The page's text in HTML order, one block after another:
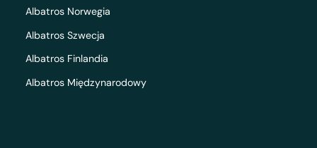
Albatros Norwegia
Albatros Szwecja
Albatros Finlandia
Albatros Międzynarodowy